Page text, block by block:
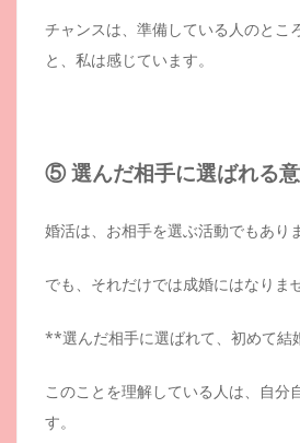
チャンスは、準備している人のとこ
と、私は感じています。
⑤ 選んだ相手に選ばれる
婚活は、お相手を選ぶ活動でもあり
でも、それだけでは成婚にはなりま
**選んだ相手に選ばれて、初めて結
このことを理解している人は、自分
す。